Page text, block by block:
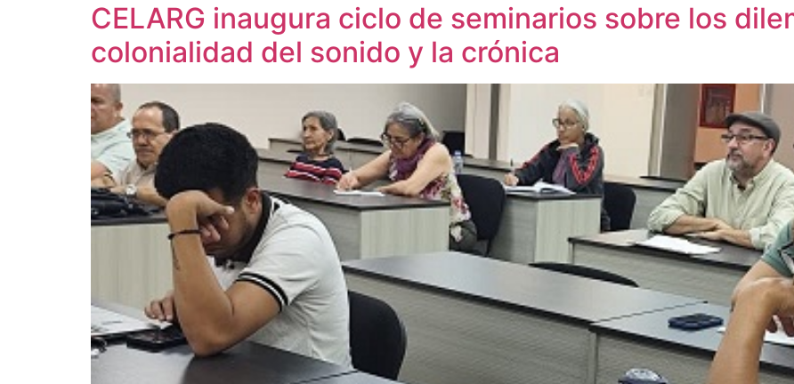
CELARG inaugura ciclo de seminarios sobre los
colonialidad del sonido y la crónica